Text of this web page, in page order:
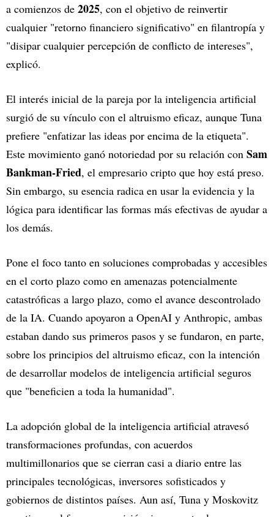
a comienzos de 2025, con el objetivo de reinvertir
cualquier "retorno financiero significativo" en filantropía y
"disipar cualquier percepción de conflicto de intereses",
explicó.
El interés inicial de la pareja por la inteligencia artificial
surgió de su vínculo con el altruismo eficaz, aunque Tuna
prefiere "enfatizar las ideas por encima de la etiqueta".
Este movimiento ganó notoriedad por su relación con Sam
Bankman-Fried, el empresario cripto que hoy está preso.
Sin embargo, su esencia radica en usar la evidencia y la
lógica para identificar las formas más efectivas de ayudar a
los demás.
Pone el foco tanto en soluciones comprobadas y accesibles
en el corto plazo como en amenazas potencialmente
catastróficas a largo plazo, como el avance descontrolado
de la IA. Cuando apoyaron a OpenAI y Anthropic, ambas
estaban dando sus primeros pasos y se fundaron, en parte,
sobre los principios del altruismo eficaz, con la intención
de desarrollar modelos de inteligencia artificial seguros
que "beneficien a toda la humanidad".
La adopción global de la inteligencia artificial atravesó
transformaciones profundas, con acuerdos
multimillonarios que se cierran casi a diario entre las
principales tecnológicas, inversores sofisticados y
gobiernos de distintos países. Aun así, Tuna y Moskovitz